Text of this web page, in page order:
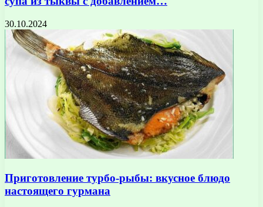
30.10.2024
Приготовление турбо-рыбы: вкусное блюдо
настоящего гурмана